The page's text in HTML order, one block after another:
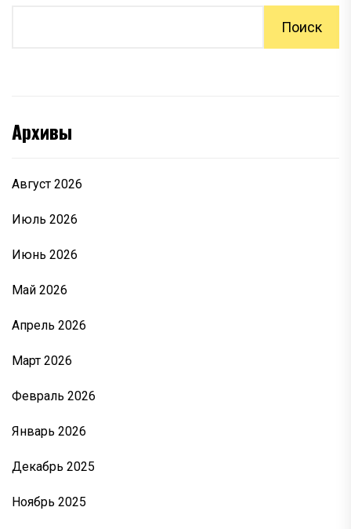
Поиск
Архивы
Август 2026
Июль 2026
Июнь 2026
Май 2026
Апрель 2026
Март 2026
Февраль 2026
Январь 2026
Декабрь 2025
Ноябрь 2025